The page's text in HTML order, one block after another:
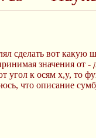
сделать вот какую
значения от
угол к осям x,y, то
что описание